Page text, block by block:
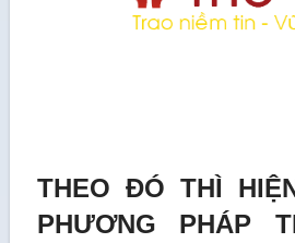
THEO ĐÓ THÌ
PHƯƠNG PHÁP